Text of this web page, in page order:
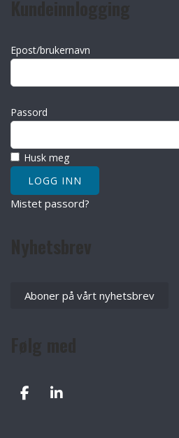
Epost/brukernavn
Passord
Husk meg
Mistet passord?
Aboner på vårt nyhetsbrev